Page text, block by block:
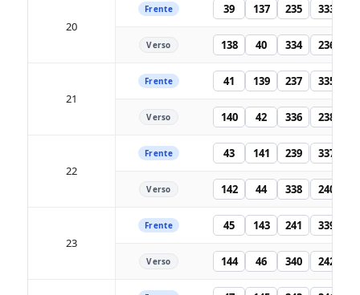
20
Frente 39 137 235 333
Verso 138 40 334 236
21
Frente 41 139 237 335
Verso 140 42 336 238
22
Frente 43 141 239 337
Verso 142 44 338 240
23
Frente 45 143 241 339
Verso 144 46 340 242